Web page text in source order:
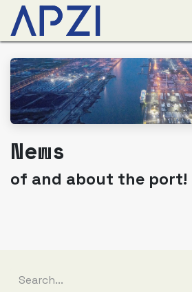
News
of and about the port!